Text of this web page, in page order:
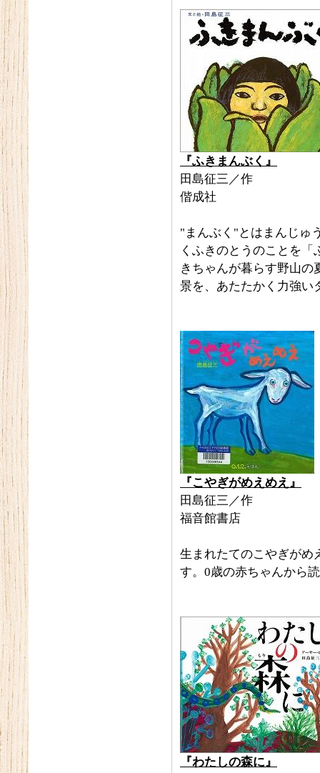
『ふきまんぶく』
田島征三／作
偕成社
"まんぶく"とはまんじゅ
くふきのとうのことを
きちゃんが暮らす野山の
景を、あたたかく力強い
『こやぎがめえめえ』
田島征三／作
福音館書店
生まれたてのこやぎがめ
す。0歳の赤ちゃんから
『わたしの森に』